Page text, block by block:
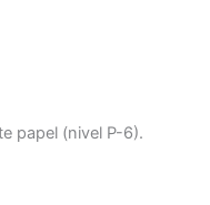
papel (nivel P-6).